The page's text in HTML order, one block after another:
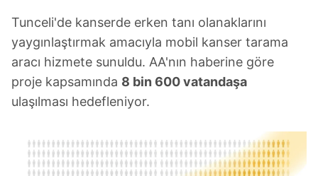
Tunceli'de kanserde erken tanı olanaklarını
yaygınlaştırmak amacıyla mobil kanser tarama
aracı hizmete sunuldu. AA'nın haberine göre
proje kapsamında 8 bin 600 vatandaşa
ulaşılması hedefleniyor.